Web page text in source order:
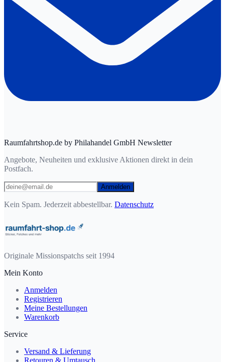
Raumfahrtshop.de by Philahandel GmbH Newsletter
Angebote, Neuheiten und exklusive Aktionen direkt in dein
Postfach.
Anmelden
Kein Spam. Jederzeit abbestellbar. Datenschutz
Originale Missionspatchs seit 1994
Mein Konto
Anmelden
Registrieren
Meine Bestellungen
Warenkorb
Service
Versand & Lieferung